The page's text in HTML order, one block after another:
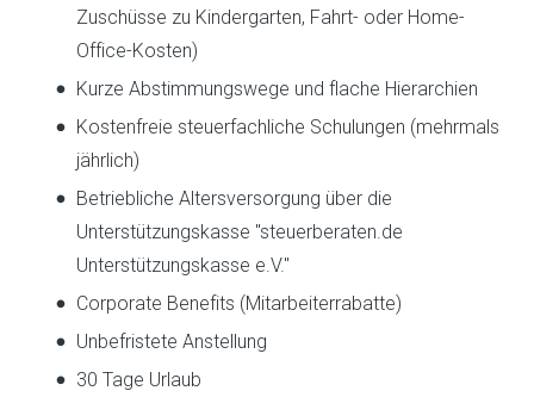
Zuschüsse zu Kindergarten, Fahrt- oder Home-
Office-Kosten)
Kurze Abstimmungswege und flache Hierarchien
Kostenfreie steuerfachliche Schulungen (mehrmals
jährlich)
Betriebliche Altersversorgung über die
Unterstützungskasse "steuerberaten.de
Unterstützungskasse e.V."
Corporate Benefits (Mitarbeiterrabatte)
Unbefristete Anstellung
30 Tage Urlaub